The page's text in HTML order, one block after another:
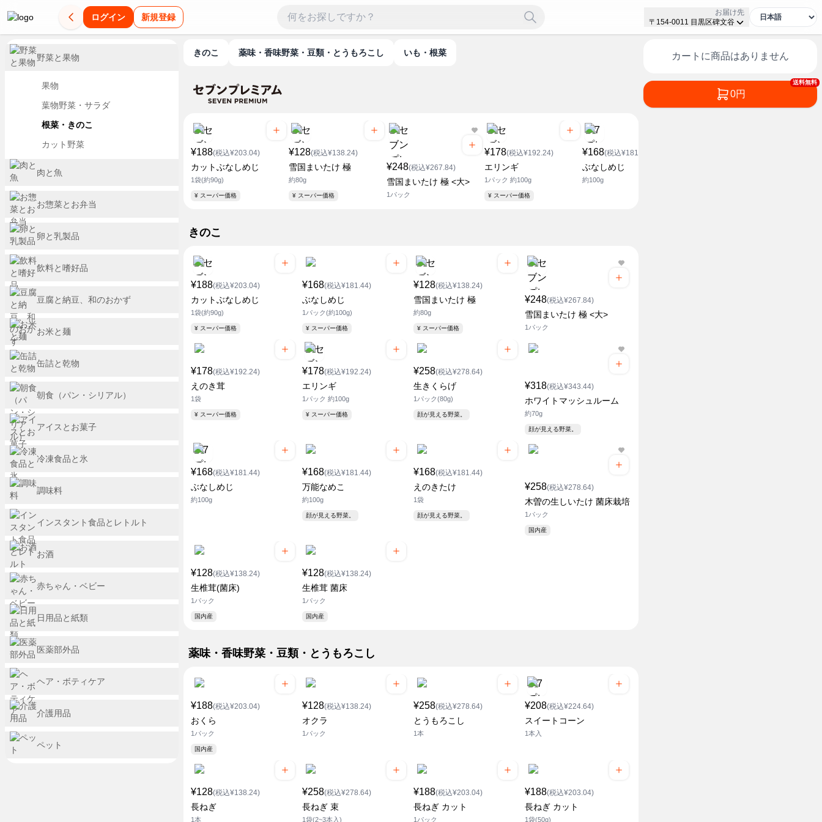
ログイン 新規登録
お届け先
〒154-0011 目黒区碑文谷
きのこ 薬味・香味野菜・豆類・とうもろこし いも・根菜
¥188(税込¥203.04)
カットぶなしめじ
1袋(約90g)
¥ スーパー価格
¥128(税込¥138.24)
雪国まいたけ 極
約80g
¥ スーパー価格
¥248(税込¥267.84)
雪国まいたけ 極 <大>
1パック
¥178(税込¥192.24)
エリンギ
1パック 約100g
¥ スーパー価格
¥168(税込¥181.44)
ぶなしめじ
約100g
きのこ
¥188(税込¥203.04)
カットぶなしめじ
1袋(約90g)
¥ スーパー価格
¥168(税込¥181.44)
ぶなしめじ
1パック(約100g)
¥ スーパー価格
¥128(税込¥138.24)
雪国まいたけ 極
約80g
¥ スーパー価格
¥248(税込¥267.84)
雪国まいたけ 極 <大>
1パック
¥178(税込¥192.24)
えのき茸
1袋
¥ スーパー価格
¥178(税込¥192.24)
エリンギ
1パック 約100g
¥ スーパー価格
¥258(税込¥278.64)
生きくらげ
1パック(80g)
顔が見える野菜。
¥318(税込¥343.44)
ホワイトマッシュルーム
約70g
顔が見える野菜。
¥168(税込¥181.44)
ぶなしめじ
約100g
¥168(税込¥181.44)
万能なめこ
約100g
顔が見える野菜。
¥168(税込¥181.44)
えのきたけ
1袋
顔が見える野菜。
¥258(税込¥278.64)
木曽の生しいたけ 菌床栽培
1パック
国内産
¥128(税込¥138.24)
生椎茸(菌床)
1パック
国内産
¥128(税込¥138.24)
生椎茸 菌床
1パック
国内産
薬味・香味野菜・豆類・とうもろこし
¥188(税込¥203.04)
おくら
1パック
国内産
¥128(税込¥138.24)
オクラ
1パック
¥258(税込¥278.64)
とうもろこし
1本
¥208(税込¥224.64)
スイートコーン
1本入
¥128(税込¥138.24)
長ねぎ
1本
¥258(税込¥278.64)
長ねぎ 束
1袋(2~3本入)
¥188(税込¥203.04)
長ねぎ カット
1パック
¥188(税込¥203.04)
長ねぎ カット
1袋(50g)
カートに商品はありません
送料無料
0円
野菜と果物
果物
葉物野菜・サラダ
根菜・きのこ
カット野菜
肉と魚
お惣菜とお弁当
卵と乳製品
飲料と嗜好品
豆腐と納豆、和のおかず
お米と麺
缶詰と乾物
朝食（パン・シリアル）
アイスとお菓子
冷凍食品と氷
調味料
インスタント食品とレトルト
お酒
赤ちゃん・ベビー
日用品と紙類
医薬部外品
ヘア・ボティケア
介護用品
ペット